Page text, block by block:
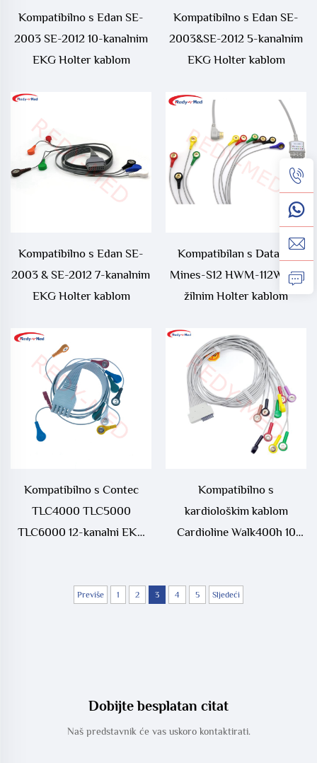
Kompatibilno s Edan SE-
2003 SE-2012 10-kanalnim
EKG Holter kablom
Kompatibilno s Edan SE-
2003&SE-2012 5-kanalnim
EKG Holter kablom
Kompatibilno s Edan SE-
2003 & SE-2012 7-kanalnim
EKG Holter kablom
Kompatibilan s Datawe
Mines-S12 HWM-112W 10-
žilnim Holter kablom
Kompatibilno s Contec
TLC4000 TLC5000
TLC6000 12-kanalni EKG
Kompatibilno s
kardiološkim kablom
Cardioline Walk400h 10
Previše 1 2 3 4 5 Sljedeći
Dobijte besplatan citat
Naš predstavnik će vas uskoro kontaktirati.